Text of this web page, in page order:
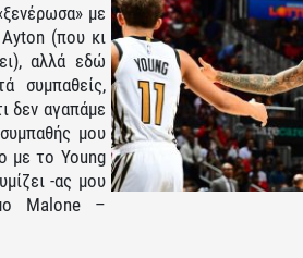
με
(που κι
αλλά εδώ
συμπαθείς,
δεν αγαπάμε
μου
με το Young
-ας μου
Malone –